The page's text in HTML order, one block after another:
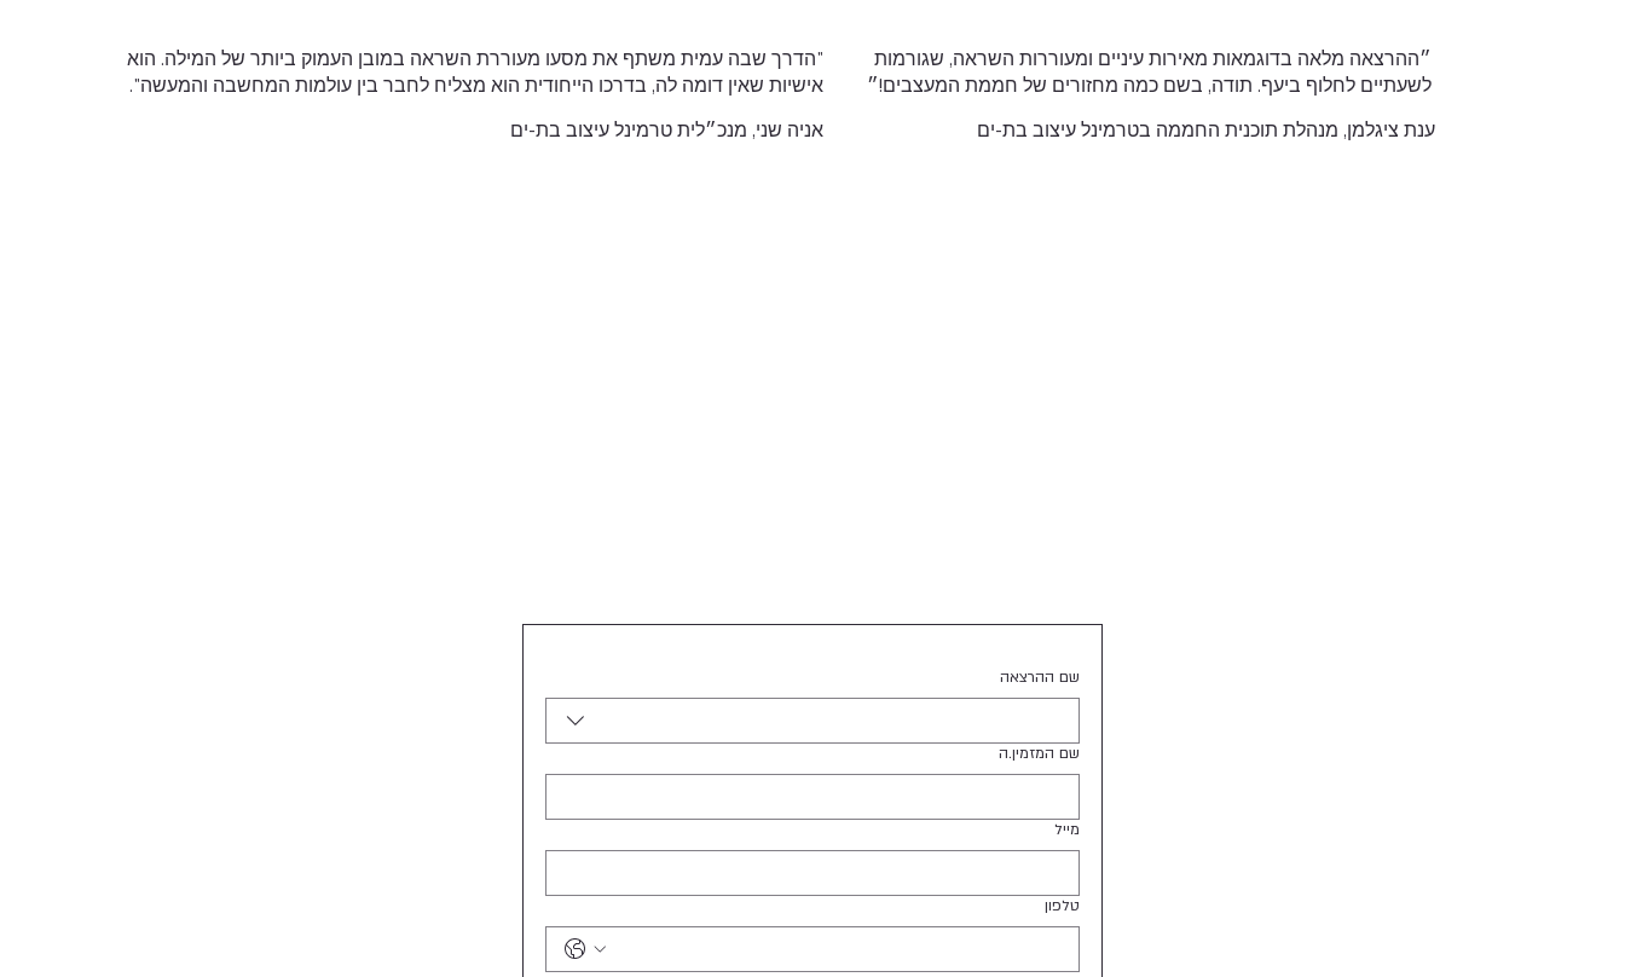
"הדרך שבה עמית משתף את מסעו מעוררת השראה במובן העמוק ביותר של המילה. הוא
אישיות שאין דומה לה, בדרכו הייחודית הוא מצליח לחבר בין עולמות המחשבה והמעשה".
אניה שני, מנכ״לית טרמינל עיצוב בת-ים
״ההרצאה מלאה בדוגמאות מאירות עיניים ומעוררות השראה, שגורמות
לשעתיים לחלוף ביעף. תודה, בשם כמה מחזורים של חממת המעצבים!״
ענת ציגלמן, מנהלת תוכנית החממה בטרמינל עיצוב בת-ים
שם ההרצאה
שם המזמין.ה
מייל
טלפון